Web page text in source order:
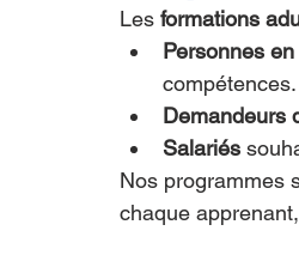
Les formations
Personnes
compétences.
Demandeurs
Salariés
Nos programmes
chaque